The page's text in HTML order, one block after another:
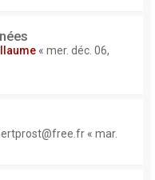
« mer. déc. 06,
« mar.